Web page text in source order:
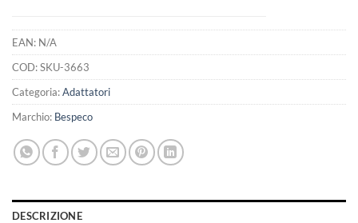
EAN: N/A
COD:SKU-3663
Categoria:Adattatori
Marchio: Bespeco
DESCRIZIONE